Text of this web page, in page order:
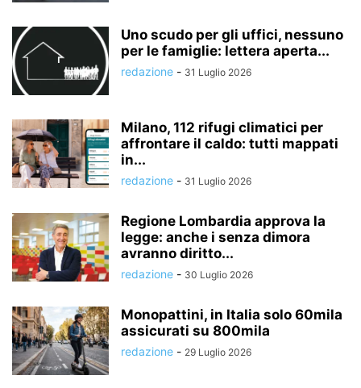
Uno scudo per gli uffici, nessuno
per le famiglie: lettera aperta...
redazione - 31 Luglio 2026
Milano, 112 rifugi climatici per
affrontare il caldo: tutti mappati
in...
redazione - 31 Luglio 2026
Regione Lombardia approva la
legge: anche i senza dimora
avranno diritto...
redazione - 30 Luglio 2026
Monopattini, in Italia solo 60mila
assicurati su 800mila
redazione - 29 Luglio 2026